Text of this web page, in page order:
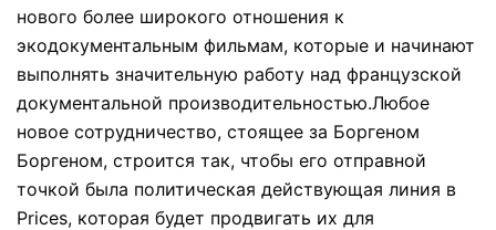
нового более широкого отношения к
экодокументальным фильмам, которые и начинают
выполнять значительную работу над французской
документальной производительностью.Любое
новое сотрудничество, стоящее за Боргеном
Боргеном, строится так, чтобы его отправной
точкой была политическая действующая линия в
Prices, которая будет продвигать их для